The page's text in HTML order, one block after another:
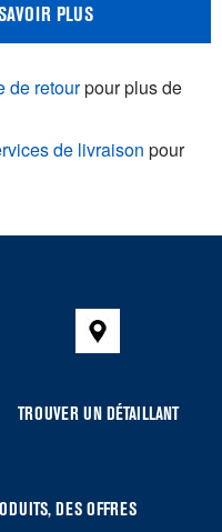
PLUS
de retourpour plus de
de livraison pour
TROUVER UN DÉTAILLANT
DES OFFRES